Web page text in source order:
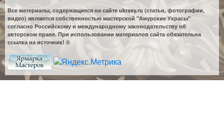
Все материалы, содержащиеся на сайте ukrasy.ru (статьи, фотографии,
видео) являются собственностью мастерской "Амурские Украсы"
согласно Российскому и международному законодательству об
авторском праве. При использовании материалов сайта обязательна
ссылка на источник! ©